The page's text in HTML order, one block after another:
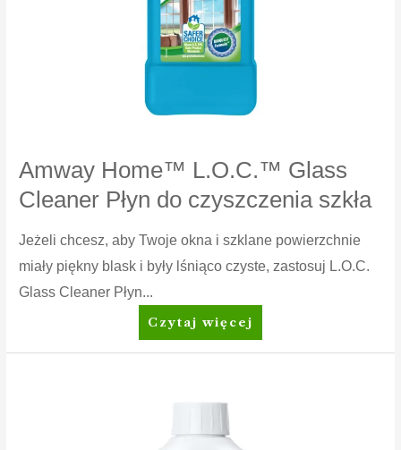
Amway Home™ L.O.C.™ Glass
Cleaner Płyn do czyszczenia szkła
Jeżeli chcesz, aby Twoje okna i szklane powierzchnie
miały piękny blask i były lśniąco czyste, zastosuj L.O.C.
Glass Cleaner Płyn...
Amway
Home™
Cleaner
Czytaj więcej